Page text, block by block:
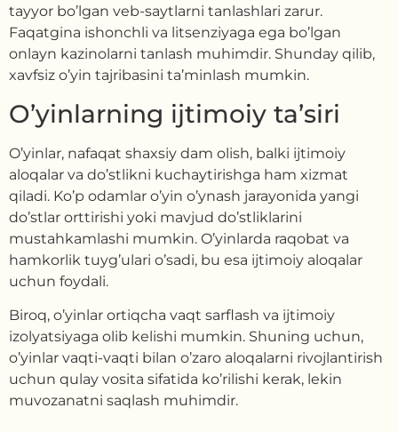
tayyor bo’lgan veb-saytlarni tanlashlari zarur.
Faqatgina ishonchli va litsenziyaga ega bo’lgan
onlayn kazinolarni tanlash muhimdir. Shunday qilib,
xavfsiz o’yin tajribasini ta’minlash mumkin.
O’yinlarning ijtimoiy ta’siri
O’yinlar, nafaqat shaxsiy dam olish, balki ijtimoiy
aloqalar va do’stlikni kuchaytirishga ham xizmat
qiladi. Ko’p odamlar o’yin o’ynash jarayonida yangi
do’stlar orttirishi yoki mavjud do’stliklarini
mustahkamlashi mumkin. O’yinlarda raqobat va
hamkorlik tuyg’ulari o’sadi, bu esa ijtimoiy aloqalar
uchun foydali.
Biroq, o’yinlar ortiqcha vaqt sarflash va ijtimoiy
izolyatsiyaga olib kelishi mumkin. Shuning uchun,
o’yinlar vaqti-vaqti bilan o’zaro aloqalarni rivojlantirish
uchun qulay vosita sifatida ko’rilishi kerak, lekin
muvozanatni saqlash muhimdir.